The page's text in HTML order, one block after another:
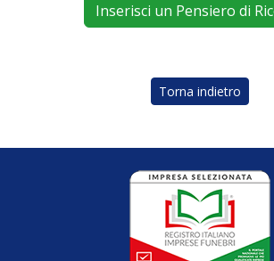
Inserisci un Pensiero di
Torna indietro